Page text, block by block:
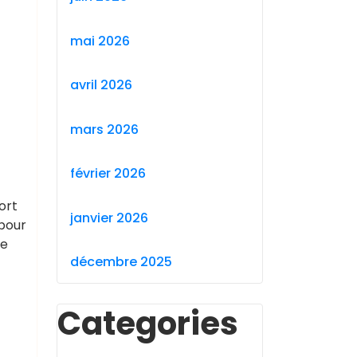
mai 2026
avril 2026
mars 2026
février 2026
janvier 2026
décembre 2025
Categories